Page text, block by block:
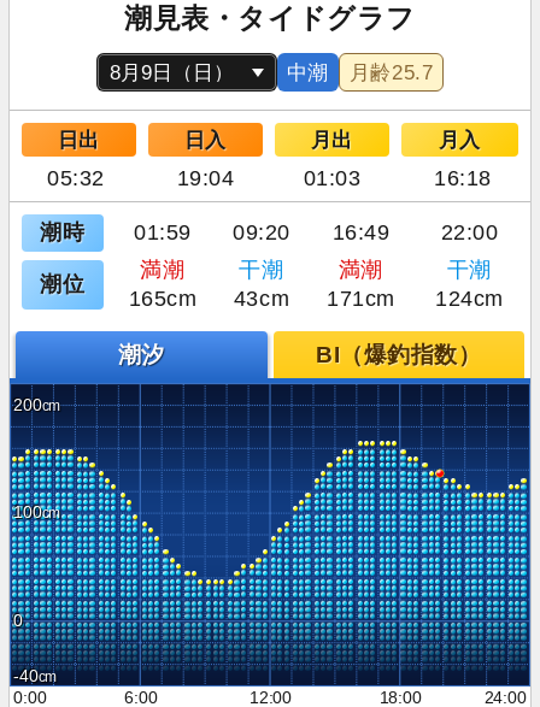
潮見表・タイドグラフ
中潮 月齢25.7
日出 日入 月出 月入
05:32 19:04 01:03 16:18
潮時 01:59 09:20 16:49 22:00
潮位
満潮 干潮 満潮
干潮
165cm
43cm 171cm 124cm
潮汐 BI（爆釣指数）
200
100
0
-40
0:00
6:00 12:00 18:00 24:00